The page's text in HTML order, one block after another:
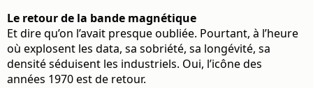
Le retour de la bande magnétique
Et dire qu’on l’avait presque oubliée. Pourtant, à l’heure
où explosent les data, sa sobriété, sa longévité, sa
densité séduisent les industriels. Oui, l’icône des
années 1970 est de retour.